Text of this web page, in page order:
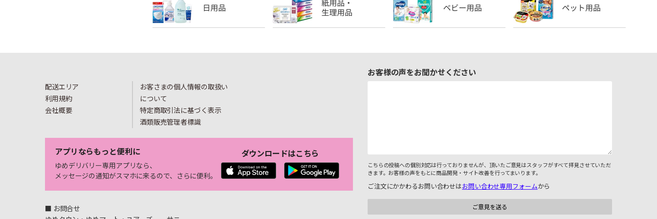
配送エリア
利用規約
会社概要
お客さまの個人情報の取扱い
について
特定商取引法に基づく表示
酒類販売管理者標識
アプリならもっと便利に
ゆめデリバリー専用アプリなら、
メッセージの通知がスマホに来るので、さらに便利。
ダウンロードはこちら
■ お問合せ
お客様の声をお聞かせください
こちらの投稿への個別対応は行っておりませんが、頂いたご意見はスタッフがすべて拝見させていただ
きます。お客様の声をもとに商品開発・サイト改善を行ってまいります。
ご注文にかかわるお問い合わせはお問い合わせ専用フォームから